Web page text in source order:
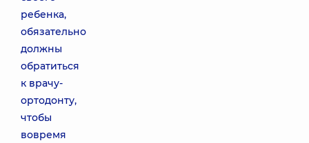
ребенка,
обязательно
должны
обратиться
к врачу-
ортодонту,
чтобы
вовремя